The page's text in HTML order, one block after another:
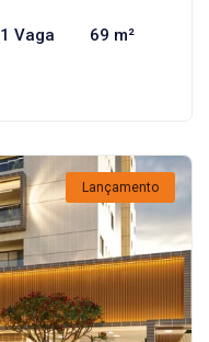
1 Vaga 69 m²
Lançamento